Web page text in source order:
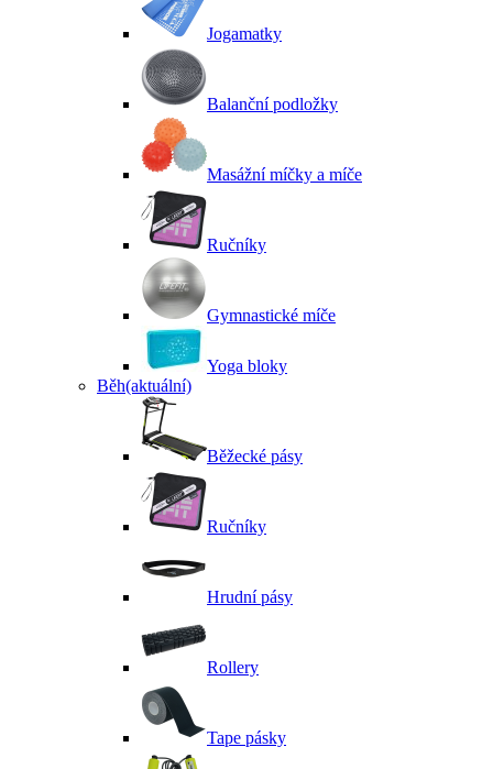
Jogamatky
Balanční podložky
Masážní míčky a míče
Ručníky
Gymnastické míče
Yoga bloky
Běh(aktuální)
Běžecké pásy
Ručníky
Hrudní pásy
Rollery
Tape pásky